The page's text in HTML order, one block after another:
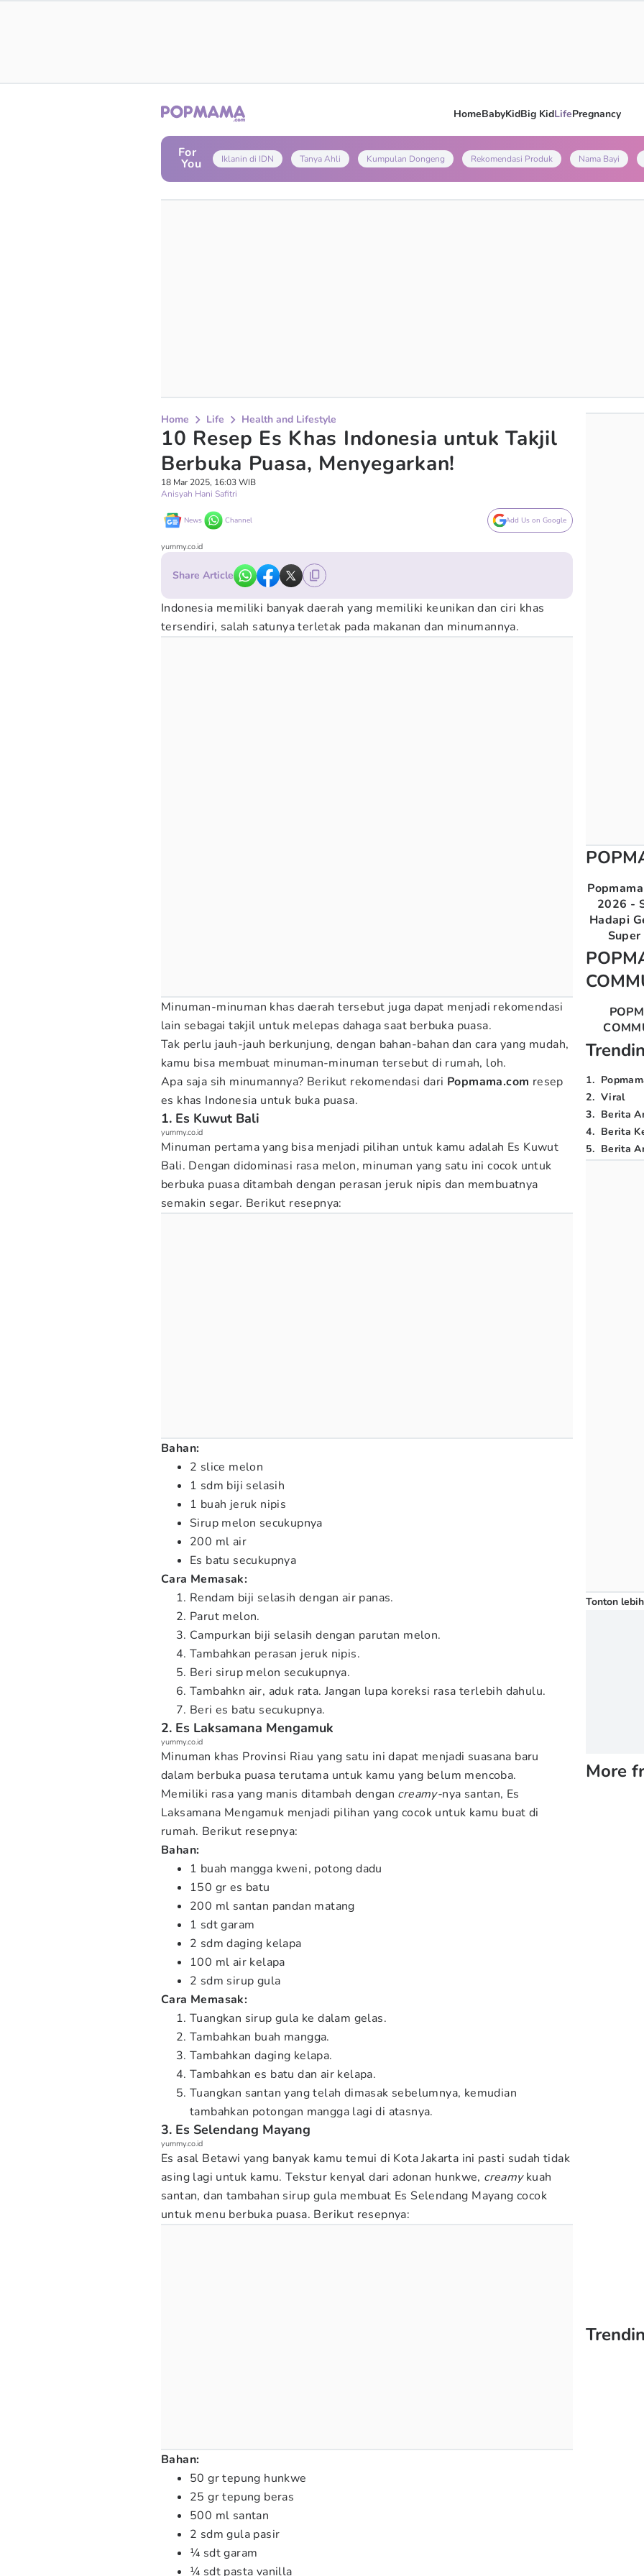
HomeBabyKidBig KidLifePregnancy
For
You Iklanin di IDN Tanya Ahli Kumpulan Dongeng Rekomendasi Produk Nama Bayi
Home Life Health and Lifestyle
10 Resep Es Khas Indonesia untuk Takjil
Berbuka Puasa, Menyegarkan!
18 Mar 2025, 16:03 WIB
Anisyah Hani Safitri
News Channel Add Us on Google
yummy.co.id
Share Article
Indonesia memiliki banyak daerah yang memiliki keunikan dan ciri khas
tersendiri, salah satunya terletak pada makanan dan minumannya.
Minuman-minuman khas daerah tersebut juga dapat menjadi rekomendasi
lain sebagai takjil untuk melepas dahaga saat berbuka puasa.
Tak perlu jauh-jauh berkunjung, dengan bahan-bahan dan cara yang mudah,
kamu bisa membuat minuman-minuman tersebut di rumah, loh.
Apa saja sih minumannya? Berikut rekomendasi dari Popmama.com resep
es khas Indonesia untuk buka puasa.
1. Es Kuwut Bali
yummy.co.id
Minuman pertama yang bisa menjadi pilihan untuk kamu adalah Es Kuwut
Bali. Dengan didominasi rasa melon, minuman yang satu ini cocok untuk
berbuka puasa ditambah dengan perasan jeruk nipis dan membuatnya
semakin segar. Berikut resepnya:
Bahan:
2 slice melon
1 sdm biji selasih
1 buah jeruk nipis
Sirup melon secukupnya
200 ml air
Es batu secukupnya
Cara Memasak:
Rendam biji selasih dengan air panas.
Parut melon.
Campurkan biji selasih dengan parutan melon.
Tambahkan perasan jeruk nipis.
Beri sirup melon secukupnya.
Tambahkn air, aduk rata. Jangan lupa koreksi rasa terlebih dahulu.
Beri es batu secukupnya.
2. Es Laksamana Mengamuk
yummy.co.id
Minuman khas Provinsi Riau yang satu ini dapat menjadi suasana baru
dalam berbuka puasa terutama untuk kamu yang belum mencoba.
Memiliki rasa yang manis ditambah dengan creamy-nya santan, Es
Laksamana Mengamuk menjadi pilihan yang cocok untuk kamu buat di
rumah. Berikut resepnya:
Bahan:
1 buah mangga kweni, potong dadu
150 gr es batu
200 ml santan pandan matang
1 sdt garam
2 sdm daging kelapa
100 ml air kelapa
2 sdm sirup gula
Cara Memasak:
Tuangkan sirup gula ke dalam gelas.
Tambahkan buah mangga.
Tambahkan daging kelapa.
Tambahkan es batu dan air kelapa.
Tuangkan santan yang telah dimasak sebelumnya, kemudian
tambahkan potongan mangga lagi di atasnya.
3. Es Selendang Mayang
yummy.co.id
Es asal Betawi yang banyak kamu temui di Kota Jakarta ini pasti sudah tidak
asing lagi untuk kamu. Tekstur kenyal dari adonan hunkwe, creamykuah
santan, dan tambahan sirup gula membuat Es Selendang Mayang cocok
untuk menu berbuka puasa. Berikut resepnya:
Bahan:
50 gr tepung hunkwe
25 gr tepung beras
500 ml santan
2 sdm gula pasir
¼ sdt garam
¼ sdt pasta vanilla
2026 -
Hadapi
1.
2. Viral
3. Berita
4. Berita
5. Berita
Tonton
More